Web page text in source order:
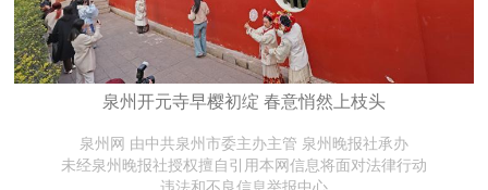
泉州开元寺早樱初绽 春意悄然上枝头
泉州网 由中共泉州市委主办主管 泉州晚报社承办
未经泉州晚报社授权擅自引用本网信息将面对法律行动